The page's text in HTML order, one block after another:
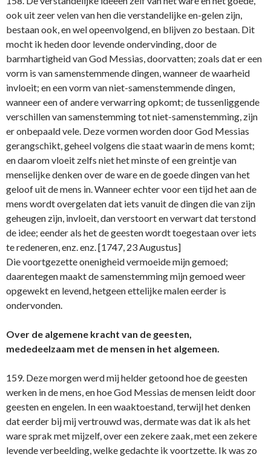
ook uit zeer velen van hen die verstandelijke en-gelen zijn,
bestaan ook, en wel opeenvolgend, en blijven zo bestaan. Dit
mocht ik heden door levende ondervinding, door de
barmhartigheid van God Messias, doorvatten; zoals dat er een
vorm is van samenstemmende dingen, wanneer de waarheid
invloeit; en een vorm van niet-samenstemmende dingen,
wanneer een of andere verwarring opkomt; de tussenliggende
verschillen van samenstemming tot niet-samenstemming, zijn
er onbepaald vele. Deze vormen worden door God Messias
gerangschikt, geheel volgens die staat waarin de mens komt;
en daarom vloeit zelfs niet het minste of een greintje van
menselijke denken over de ware en de goede dingen van het
geloof uit de mens in. Wanneer echter voor een tijd het aan de
mens wordt overgelaten dat iets vanuit de dingen die van zijn
geheugen zijn, invloeit, dan verstoort en verwart dat terstond
de idee; eender als het de geesten wordt toegestaan over iets
te redeneren, enz. enz. [1747, 23 Augustus]
Die voortgezette onenigheid vermoeide mijn gemoed;
daarentegen maakt de samenstemming mijn gemoed weer
opgewekt en levend, hetgeen ettelijke malen eerder is
ondervonden.
Over de algemene kracht van de geesten,
mededeelzaam met de mensen in het algemeen.
159. Deze morgen werd mij helder getoond hoe de geesten
werken in de mens, en hoe God Messias de mensen leidt door
geesten en engelen. In een waaktoestand, terwijl het denken
dat eerder bij mij vertrouwd was, dermate was dat ik als het
ware sprak met mijzelf, over een zekere zaak, met een zekere
levende verbeelding, welke gedachte ik voortzette. Ik was zo